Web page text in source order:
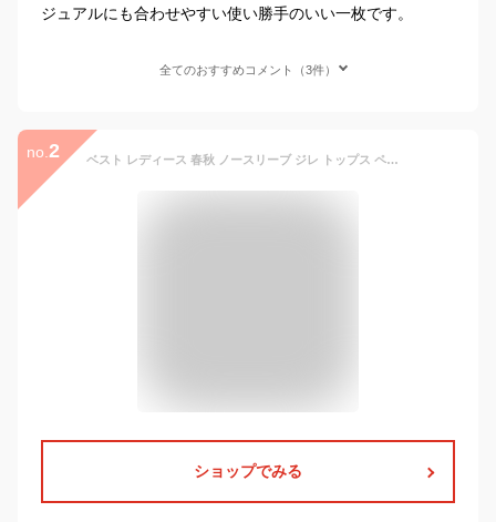
ジュアルにも合わせやすい使い勝手のいい一枚です。
全てのおすすめコメント（3件）
no. 2 ベスト レディース 春秋 ノースリーブ ジレ トップス ペプラムトップス Vネック ウエストリボン 裾フレア 体型カバー ブラック 無地 シンプル かわいい キュート カジュアル 大人 女子 エレガント フォーマル コーデ ゆったり レイヤード用 フォーマル 通勤 春 夏 秋
ショップでみる